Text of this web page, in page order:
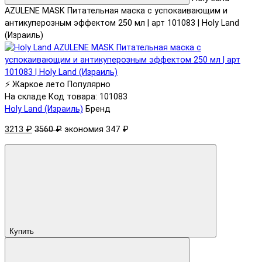
AZULENE MASK Питательная маска с успокаивающим и
антикуперозным эффектом 250 мл | арт 101083 | Holy Land
(Израиль)
⚡ Жаркое лето Популярно
На складе Код товара: 101083
Holy Land (Израиль) Бренд
3213 ₽ 3560 ₽ экономия 347 ₽
Купить